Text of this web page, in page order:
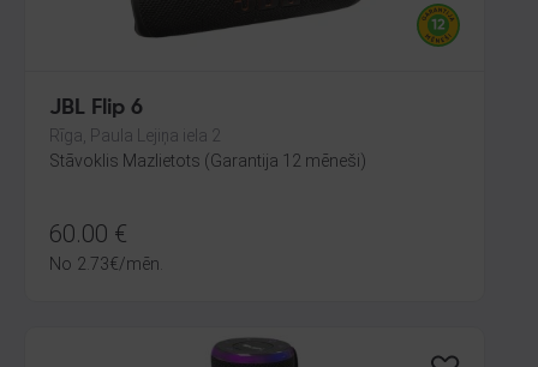
JBL Flip 6
Rīga, Paula Lejiņa iela 2
Stāvoklis Mazlietots (Garantija 12 mēneši)
60.00 €
No 2.73€/mēn.